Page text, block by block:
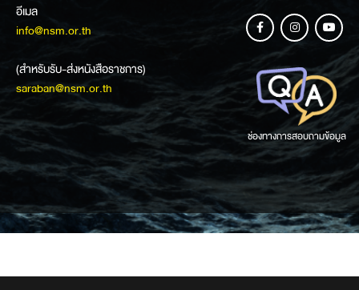
อีเมล
info@nsm.or.th
(สำหรับรับ-ส่งหนังสือราชการ)
saraban@nsm.or.th
ช่องทางการสอบถามข้อมูล